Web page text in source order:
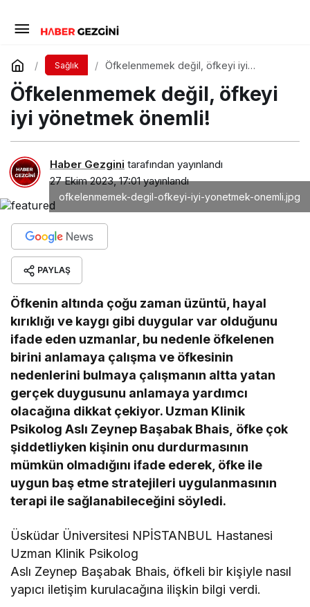
Sağlık
Öfkelenmemek değil, öfkeyi iyi
Öfkelenmemek değil, öfkeyi
iyi yönetmek önemli!
Haber Gezgini tarafından yayınlandı
27 Ekim 2023, 17:01yayınlandı
ofkelenmemek-degil-ofkeyi-iyi-yonetmek-onemli.jpg
PAYLAŞ
Öfkenin altında çoğu zaman üzüntü, hayal
kırıklığı ve kaygı gibi duygular var olduğunu
ifade eden uzmanlar, bu nedenle öfkelenen
birini anlamaya çalışma ve öfkesinin
nedenlerini bulmaya çalışmanın altta yatan
gerçek duygusunu anlamaya yardımcı
olacağına dikkat çekiyor. Uzman Klinik
Psikolog Aslı Zeynep Başabak Bhais, öfke çok
şiddetliyken kişinin onu durdurmasının
mümkün olmadığını ifade ederek, öfke ile
uygun baş etme stratejileri uygulanmasının
terapi ile sağlanabileceğini söyledi.
Üsküdar Üniversitesi NPİSTANBUL Hastanesi
Uzman Klinik Psikolog
Aslı Zeynep Başabak Bhais, öfkeli bir kişiyle nasıl
yapıcı iletişim kurulacağına ilişkin bilgi verdi.